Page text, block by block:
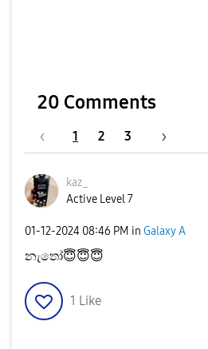
20 Comments
1 2 3
kaz_
Active Level 7
‎01-12-2024 08:46 PM in Galaxy A
නැතෝ😇😇😇
1 Like